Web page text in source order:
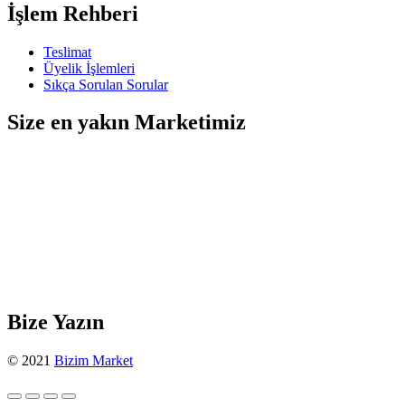
İşlem Rehberi
Teslimat
Üyelik İşlemleri
Sıkça Sorulan Sorular
Size en yakın Marketimiz
Bize Yazın
© 2021 Bizim Market